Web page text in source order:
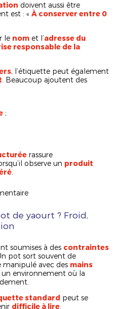
doivent aussi être
est : « À conserver entre 0
le nom et l’adresse du
responsable de la
, l’étiquette peut également
. Beaucoup ajoutent des
;
rassure
observe un produit
de yaourt ? Froid,
soumises à des contraintes
pot sort souvent de
manipulé avec des mains
un environnement où la
standard peut se
difficile à lire